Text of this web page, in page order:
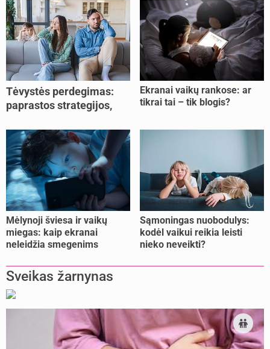
Tėvystės perdegimas:
paprastos strategijos,
jėgas
Ekranai vaikų rankose: ar
tikrai tai – tik blogis?
Mėlynoji šviesa ir vaikų
miegas: kaip ekranai
neleidžia smegenims
Sąmoningas nuobodulys:
kodėl vaikui reikia leisti
nieko neveikti?
Sveikas žarnynas